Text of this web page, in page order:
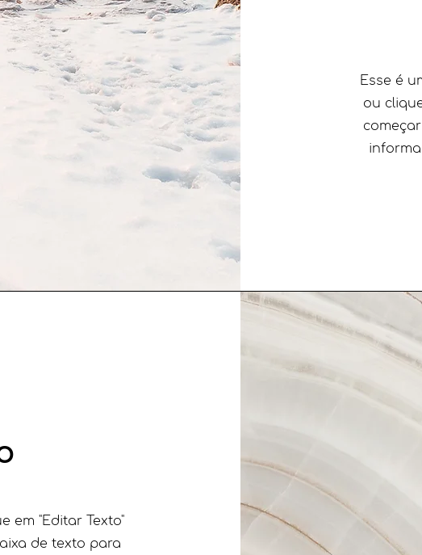
​Esse é
ou
em "Editar Texto"
de texto para